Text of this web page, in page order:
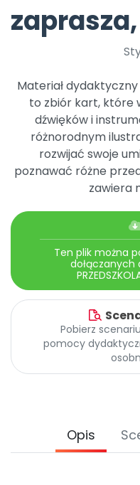
Archiwalne
Promocje
Materiał
to zbiór kart, które
dźwięków i
różnorodnym
rozwijać swoje
poznawać różne
zawiera
Ten plik można
dołączanych
Pobierz
pomocy
Opis